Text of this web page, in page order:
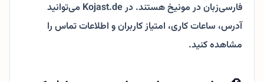
فارسی‌زبان در مونیخ هستند. در Kojast.de می‌توانید
آدرس، ساعات کاری، امتیاز کاربران و اطلاعات تماس را
مشاهده کنید.